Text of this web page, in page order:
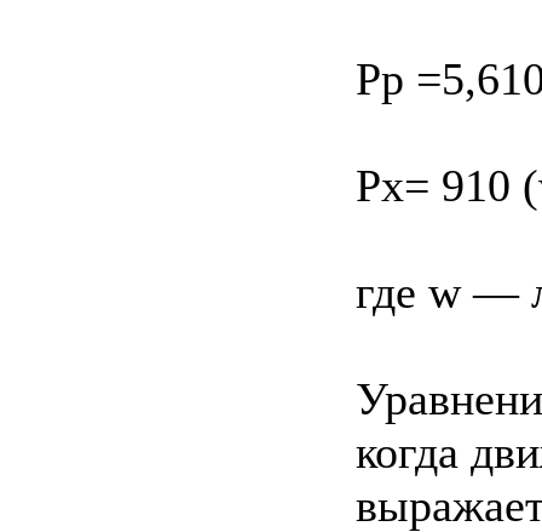
Pp
Px= 910
где w —
когда